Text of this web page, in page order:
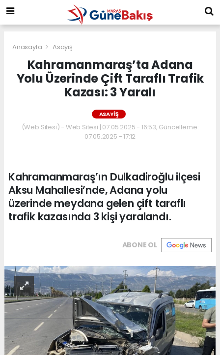
Anasayfa Asayiş
Kahramanmaraş’ta Adana
Yolu Üzerinde Çift Taraflı Trafik
Kazası: 3 Yaralı
ASAYIŞ
(Web Sitesi) - Web Sitesi | 07.05.2025 - 16:53, Güncelleme:
07.05.2025 - 17:12
Kahramanmaraş’ın Dulkadiroğlu ilçesi
Aksu Mahallesi’nde, Adana yolu
üzerinde meydana gelen çift taraflı
trafik kazasında 3 kişi yaralandı.
ABONE OL